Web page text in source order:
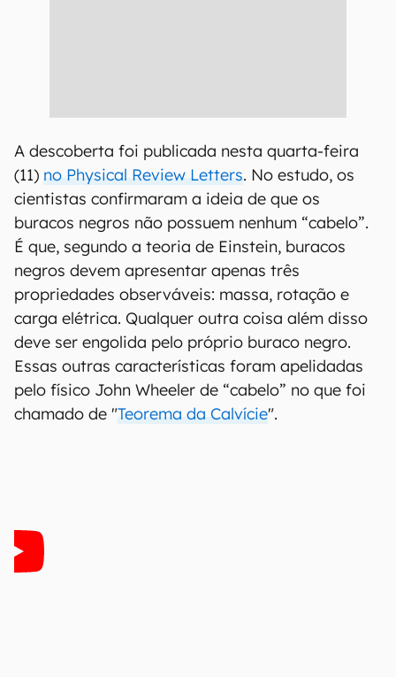
A descoberta foi publicada nesta quarta-feira
(11) no Physical Review Letters. No estudo, os
cientistas confirmaram a ideia de que os
buracos negros não possuem nenhum “cabelo”.
É que, segundo a teoria de Einstein, buracos
negros devem apresentar apenas três
propriedades observáveis: massa, rotação e
carga elétrica. Qualquer outra coisa além disso
deve ser engolida pelo próprio buraco negro.
Essas outras características foram apelidadas
pelo físico John Wheeler de “cabelo” no que foi
chamado de "Teorema da Calvície".